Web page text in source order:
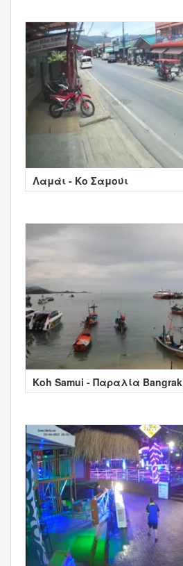
Λαμάι - Κο Σαμούι
Koh Samui - Παραλία Bangrak